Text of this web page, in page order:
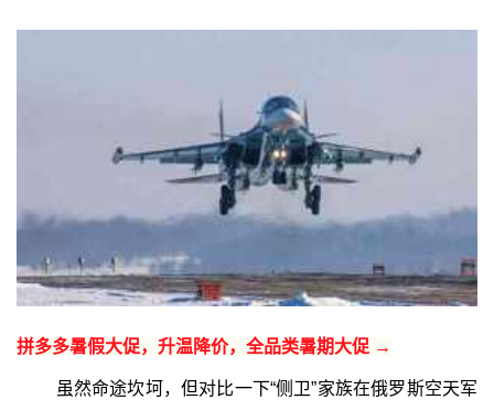
拼多多暑假大促，升温降价，全品类暑期大促 →
虽然命途坎坷，但对比一下“侧卫”家族在俄罗斯空天军